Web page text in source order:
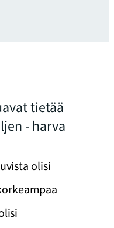
tietää
- harva
olisi